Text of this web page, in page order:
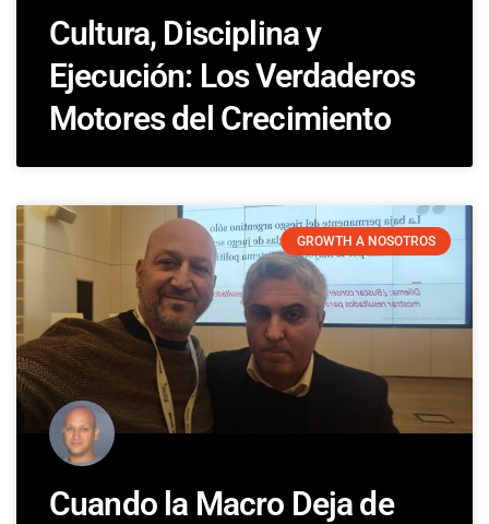
Cultura, Disciplina y
Ejecución: Los Verdaderos
Motores del Crecimiento
GROWTH A NOSOTROS
Cuando la Macro Deja de